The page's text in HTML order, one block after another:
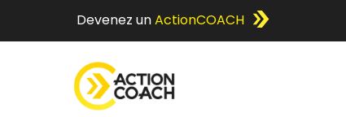
Devenez unActionCOACH